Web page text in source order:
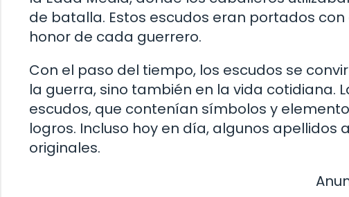
de batalla. Estos escudos eran portados
honor de cada guerrero.
Con el paso del tiempo, los escudos se
la guerra, sino también en la vida cotidiana.
escudos, que contenían símbolos y
logros. Incluso hoy en día, algunos apellidos
originales.